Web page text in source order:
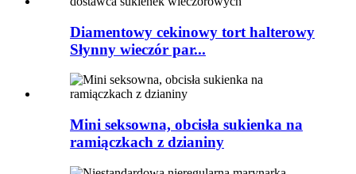
Diamentowy cekinowy tort halterowy
Słynny wieczór par...
Mini seksowna, obcisła sukienka na
ramiączkach z dzianiny